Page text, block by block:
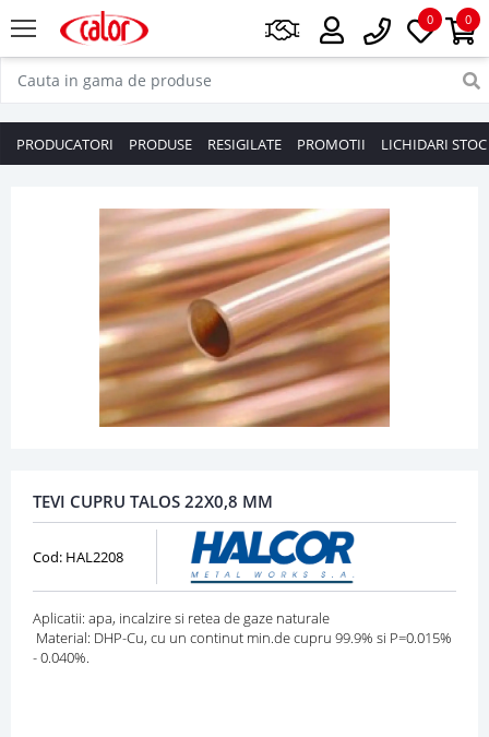
0
0
PRODUCATORI PRODUSE RESIGILATE PROMOTII LICHIDARI STOC
TEVI CUPRU TALOS 22X0,8 MM
Cod: HAL2208
Aplicatii: apa, incalzire si retea de gaze naturale
Material: DHP-Cu, cu un continut min.de cupru 99.9% si Ρ=0.015%
- 0.040%.